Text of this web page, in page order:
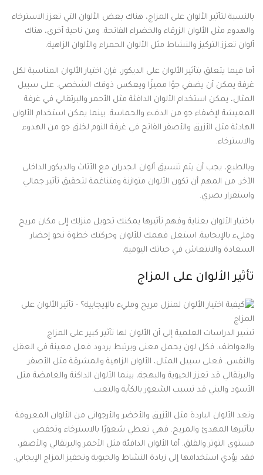
بالنسبة لتأثير الألوان على المزاج، هناك بعض الألوان التي تعزز الاسترخاء
والهدوء مثل الألوان الزرقاء والخضراء الفاتحة. ومن ناحية أخرى، هناك
ألوان تعزز التركيز والنشاط مثل الألوان الحمراء والألوان الزاهية.
أما فيما يتعلق بتأثير الألوان على الديكور، فإن اختيار الألوان المناسبة لكل
غرفة يمكن أن يضفي جوًا مميزًا ويعكس ذوقك الشخصي. على سبيل
المثال، يمكن استخدام الألوان الدافئة مثل الأحمر والبرتقالي في غرفة
المعيشة لإضفاء جو من الدفء والحماسة. بينما يمكن استخدام الألوان
الهادئة مثل الأزرق والأصفر الفاتح في غرفة النوم لخلق جو من الهدوء
والاسترخاء.
وبالطبع، يجب أن يتم تنسيق ألوان الجدران مع الأثاث والديكور الداخلي
الآخر. من المهم أن تكون الألوان متوازنة ومتناغمة لتحقيق تأثير جمالي
واستقرار بصري.
باختيار الألوان بعناية وفهم تأثيرها يمكنك تحويل منزلك إلى مكان مريح
ومليء بالإيجابية. استغل فهمك للألوان وحركتك خطوة نحو إحضار
السعادة والانتعاش في حياتك اليومية.
تأثير الألوان على المزاج
تشير الدراسات العلمية إلى أن الألوان لها تأثير كبير على المزاج
والعواطف. فكل لون يحمل معنى ويرتبط بردود فعل معينة في العقل
والنفس. فعلى سبيل المثال، الألوان الزاهية والمشرقة مثل الأصفر
والبرتقالي قد تعزز الحيوية والبهجة، بينما الألوان الداكنة والغامضة مثل
الأسود والبني قد تسبب الشعور بالكآبة والتعب.
وتعد الألوان الباردة مثل الأزرق والأخضر والأرجواني من الألوان المعروفة
بتأثيرها المهدئ والمريح. فهي تعطي شعورًا بالاسترخاء وتخفض
مستوى التوتر والقلق. أما الألوان الدافئة مثل الأحمر والبرتقالي والأصفر،
فقد يؤدي استخدامها إلى زيادة النشاط والحيوية وتحفيز المزاج الإيجابي.